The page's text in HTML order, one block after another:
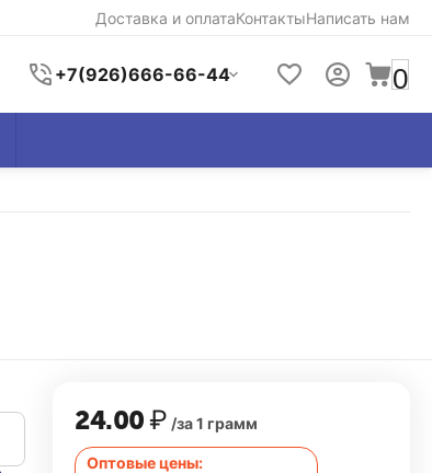
Доставка и оплатаКонтактыНаписать нам
+7(926)666-66-44 0
24.00₽ /за 1 грамм
Оптовые цены: